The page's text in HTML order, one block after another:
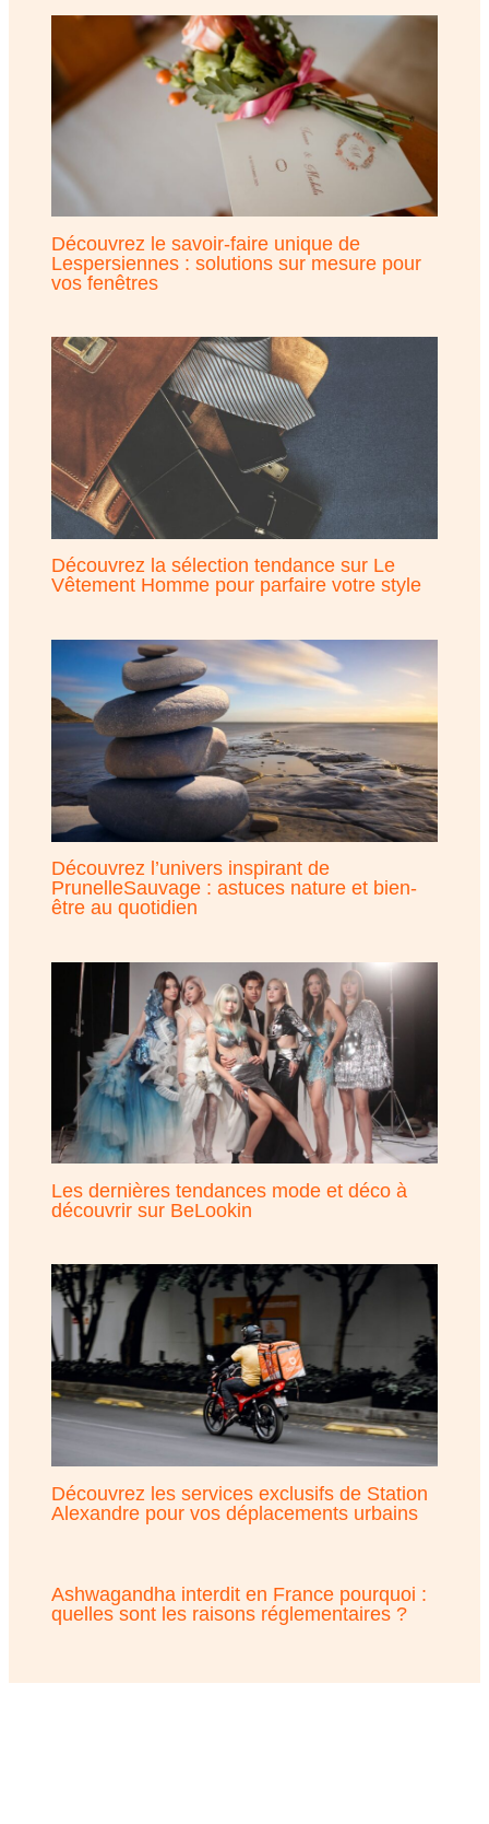
Découvrez le savoir-faire unique de
Lespersiennes : solutions sur mesure pour
vos fenêtres
Découvrez la sélection tendance sur Le
Vêtement Homme pour parfaire votre style
Découvrez l’univers inspirant de
PrunelleSauvage : astuces nature et bien-
être au quotidien
Les dernières tendances mode et déco à
découvrir sur BeLookin
Découvrez les services exclusifs de Station
Alexandre pour vos déplacements urbains
Ashwagandha interdit en France pourquoi :
quelles sont les raisons réglementaires ?